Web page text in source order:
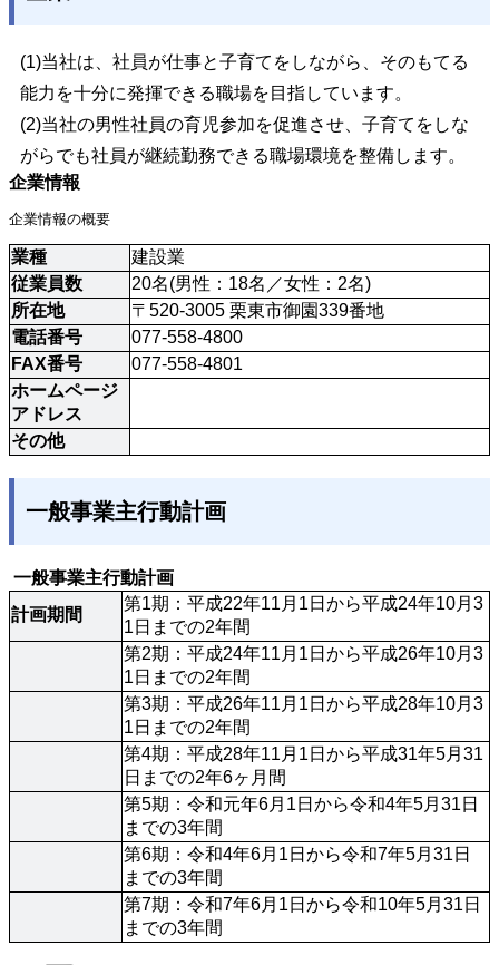
(1)当社は、社員が仕事と子育てをしながら、そのもてる
能力を十分に発揮できる職場を目指しています。
(2)当社の男性社員の育児参加を促進させ、子育てをしな
がらでも社員が継続勤務できる職場環境を整備します。
企業情報
企業情報の概要
業種
建設業
従業員数
20名(男性：18名／女性：2名)
所在地
〒520-3005 栗東市御園339番地
電話番号
077-558-4800
FAX番号
077-558-4801
ホームページ
アドレス
その他
一般事業主行動計画
一般事業主行動計画
計画期間
第1期：平成22年11月1日から平成24年10月3
1日までの2年間
第2期：平成24年11月1日から平成26年10月3
1日までの2年間
第3期：平成26年11月1日から平成28年10月3
1日までの2年間
第4期：平成28年11月1日から平成31年5月31
日までの2年6ヶ月間
第5期：令和元年6月1日から令和4年5月31日
までの3年間
第6期：令和4年6月1日から令和7年5月31日
までの3年間
第7期：令和7年6月1日から令和10年5月31日
までの3年間